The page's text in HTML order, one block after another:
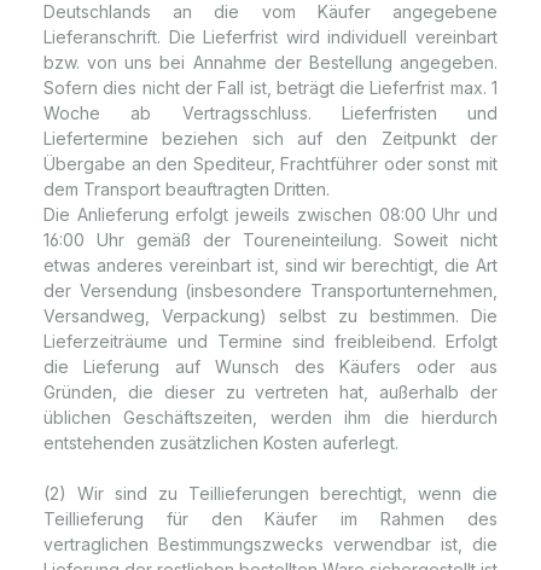
Deutschlands an die vom Käufer angegebene
Lieferanschrift. Die Lieferfrist wird individuell vereinbart
bzw. von uns bei Annahme der Bestellung angegeben.
Sofern dies nicht der Fall ist, beträgt die Lieferfrist max. 1
Woche ab Vertragsschluss. Lieferfristen und
Liefertermine beziehen sich auf den Zeitpunkt der
Übergabe an den Spediteur, Frachtführer oder sonst mit
dem Transport beauftragten Dritten.
Die Anlieferung erfolgt jeweils zwischen 08:00 Uhr und
16:00 Uhr gemäß der Toureneinteilung. Soweit nicht
etwas anderes vereinbart ist, sind wir berechtigt, die Art
der Versendung (insbesondere Transportunternehmen,
Versandweg, Verpackung) selbst zu bestimmen. Die
Lieferzeiträume und Termine sind freibleibend. Erfolgt
die Lieferung auf Wunsch des Käufers oder aus
Gründen, die dieser zu vertreten hat, außerhalb der
üblichen Geschäftszeiten, werden ihm die hierdurch
entstehenden zusätzlichen Kosten auferlegt.
(2) Wir sind zu Teillieferungen berechtigt, wenn die
Teillieferung für den Käufer im Rahmen des
vertraglichen Bestimmungszwecks verwendbar ist, die